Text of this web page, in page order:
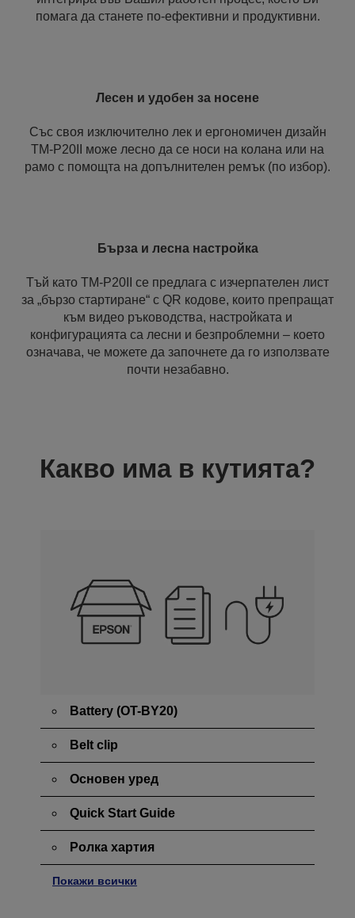
помага да станете по-ефективни и продуктивни.
Лесен и удобен за носене
Със своя изключително лек и ергономичен дизайн
TM-P20II може лесно да се носи на колана или на
рамо с помощта на допълнителен ремък (по избор).
Бърза и лесна настройка
Тъй като TM-P20II се предлага с изчерпателен лист
за „бързо стартиране“ с QR кодове, които препращат
към видео ръководства, настройката и
конфигурацията са лесни и безпроблемни – което
означава, че можете да започнете да го използвате
почти незабавно.
Какво има в кутията?
Battery (OT-BY20)
Belt clip
Основен уред
Quick Start Guide
Ролка хартия
Покажи всички